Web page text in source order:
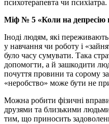
психотерапевта чи психіатра.
Міф № 5 «Коли на депресію
Іноді людям, які
у навчання чи роботу і
було часу сумувати. Така
допомогти, а й зашкодити
почуття провини та сорому
«неробство» може бути не
Можна робити фізичні
друзями та близькими
тим, що приносить